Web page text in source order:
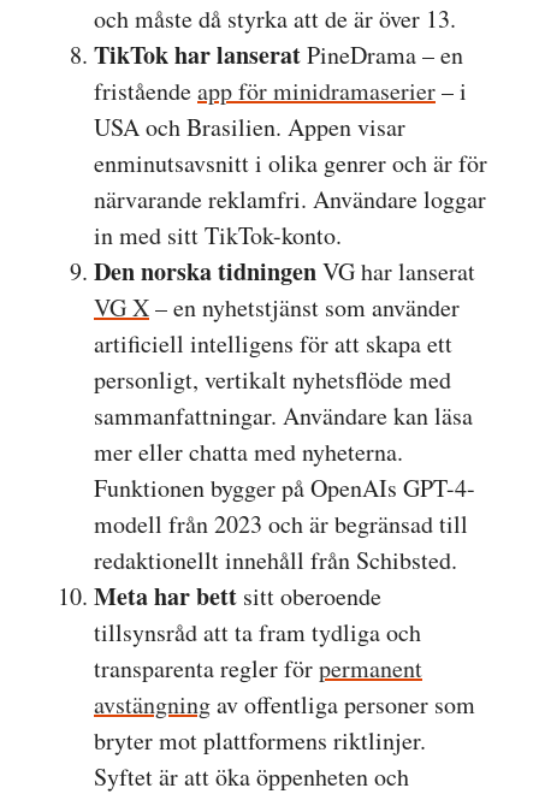
och måste då styrka att de är över 13.
TikTok har lanseratPineDrama – en
friståendeapp för minidramaserier– i
USA och Brasilien. Appen visar
enminutsavsnitt i olika genrer och är för
närvarande reklamfri. Användare loggar
in med sitt TikTok-konto.
Den norska tidningenVG har lanserat
VG X– en nyhetstjänst som använder
artificiell intelligens för att skapa ett
personligt, vertikalt nyhetsflöde med
sammanfattningar. Användare kan läsa
mer eller chatta med nyheterna.
Funktionen bygger på OpenAIs GPT-4-
modell från 2023 och är begränsad till
redaktionellt innehåll från Schibsted.
Meta har bett sitt oberoende
tillsynsråd att ta fram tydliga och
transparenta regler förpermanent
avstängningav offentliga personer som
bryter mot plattformens riktlinjer.
Syftet är att öka öppenheten och